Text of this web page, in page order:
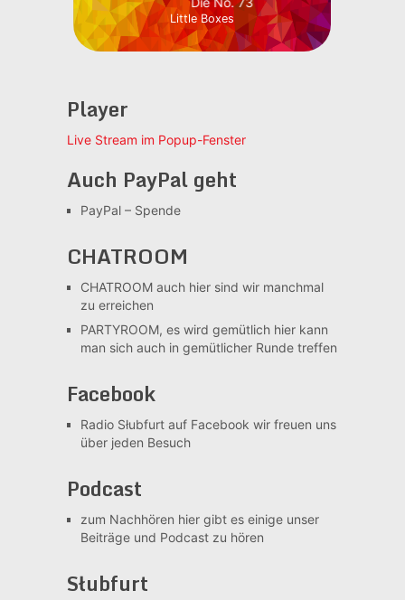
Little Boxes
Player
Live Stream im Popup-Fenster
Auch PayPal geht
PayPal – Spende
CHATROOM
CHATROOMauch hier sind wir manchmal
zu erreichen
PARTYROOM, es wird gemütlichhier kann
man sich auch in gemütlicher Runde treffen
Facebook
Radio Słubfurt auf Facebook wir freuen uns
über jeden Besuch
Podcast
zum Nachhören hier gibt es einige unser
Beiträge und Podcast zu hören
Słubfurt